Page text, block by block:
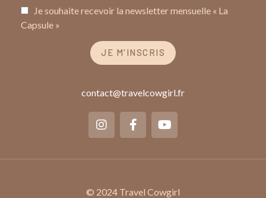
Je souhaite recevoir la newsletter mensuelle « La
Capsule »
JE M'INSCRIS
contact@travelcowgirl.fr
© 2024 Travel Cowgirl